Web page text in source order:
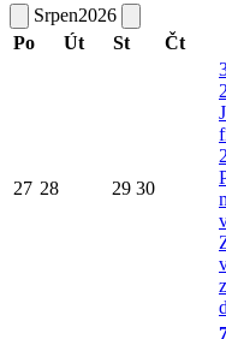
Srpen2026
Po
Út St Čt
27 28 29 30
2